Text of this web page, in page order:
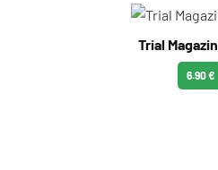
Trial
6.90 €